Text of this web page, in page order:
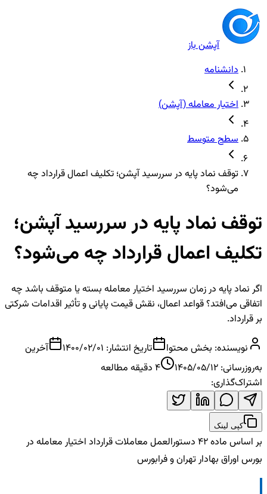
آپشن باز
دانشنامه
اختیار معامله (آپشن)
سطح متوسط
توقف نماد پایه در سررسید آپشن؛ تکلیف اعمال قرارداد چه
می‌شود؟
توقف نماد پایه در سررسید آپشن؛
تکلیف اعمال قرارداد چه می‌شود؟
اگر نماد پایه در زمان سررسید اختیار معامله بسته یا متوقف باشد چه
اتفاقی می‌افتد؟ قواعد اعمال، نقش قیمت پایانی و تأثیر اقدامات شرکتی
بر قرارداد.
نویسنده: بخش محتوا تاریخ انتشار: 1400/02/01
آخرین
به‌روزرسانی: 1405/05/12
4 دقیقه مطالعه
اشتراک‌گذاری:
کپی لینک
بر اساس ماده 42 دستورالعمل معاملات قرارداد اختیار معامله در
بورس اوراق بهادار تهران و فرابورس